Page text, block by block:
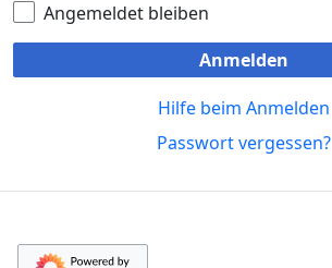
Angemeldet bleiben
Anmelden
Hilfe beim Anmelden
Passwort vergessen?